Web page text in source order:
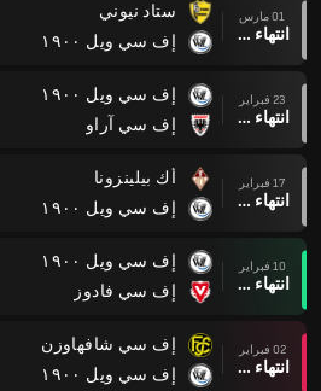
01 مارس
انتهاء وقت المباراة
ستاد نيوني
إف سي ويل ١٩٠٠
23 فبراير
انتهاء وقت المباراة
إف سي ويل ١٩٠٠
إف سي آراو
17 فبراير
انتهاء وقت المباراة
أك بيلينزونا
إف سي ويل ١٩٠٠
10 فبراير
انتهاء وقت المباراة
إف سي ويل ١٩٠٠
إف سي فادوز
02 فبراير
انتهاء وقت المباراة
إف سي شافهاوزن
إف سي ويل ١٩٠٠